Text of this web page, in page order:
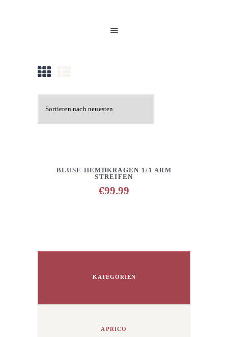
ÜBER UNS
KONTAKT
DETAILS ANFRAGE HINZUFÜGEN
BLUSE HEMDKRAGEN 1/1 ARM
STREIFEN
€99.99
KATEGORIEN
APRICO